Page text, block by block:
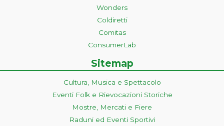
Wonders
Coldiretti
Comitas
ConsumerLab
Sitemap
Cultura, Musica e Spettacolo
Eventi Folk e Rievocazioni Storiche
Mostre, Mercati e Fiere
Raduni ed Eventi Sportivi